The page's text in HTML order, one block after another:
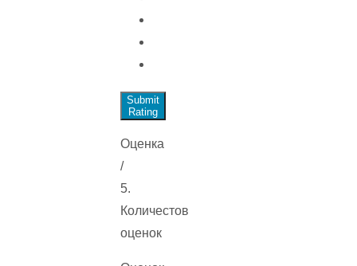
Submit
Rating
Оценка
/
5.
Количестов
оценок